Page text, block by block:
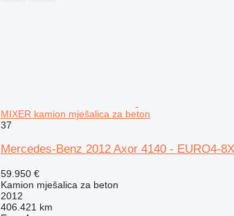
MIXER kamion mješalica za beton
37
Mercedes-Benz 2012 Axor 4140 - EURO4-
59.950 €
Kamion mješalica za beton
2012
406.421 km